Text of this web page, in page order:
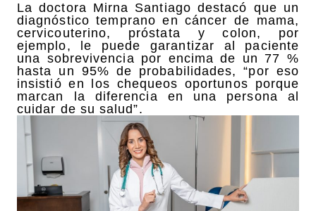
La doctora Mirna Santiago destacó que un
diagnóstico temprano en cáncer de mama,
cervicouterino, próstata y colon, por
ejemplo, le puede garantizar al paciente
una sobrevivencia por encima de un 77 %
hasta un 95% de probabilidades, “por eso
insistió en los chequeos oportunos porque
marcan la diferencia en una persona al
cuidar de su salud”.